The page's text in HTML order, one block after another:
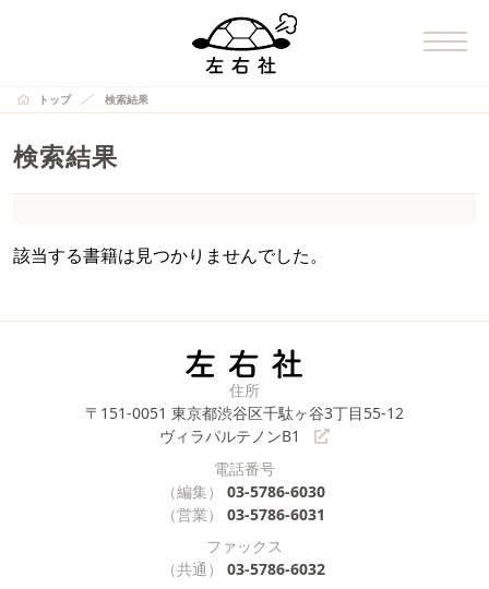
トップ 検索結果
検索結果
該当する書籍は見つかりませんでした。
住所
〒151-0051 東京都渋谷区千駄ヶ谷3丁目55-12
ヴィラパルテノンB1
電話番号
（編集）
03-5786-6030
（営業）
03-5786-6031
ファックス
（共通）
03-5786-6032